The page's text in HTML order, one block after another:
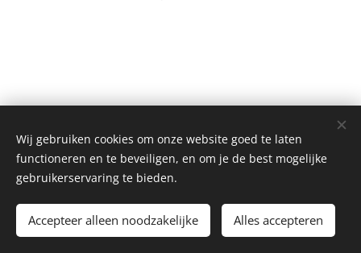
Mogelijk gemaakt doorWebnode Cookies
Wij gebruiken cookies om onze website goed te laten
functioneren en te beveiligen, en om je de best mogelijke
gebruikerservaring te bieden.
Accepteer alleen noodzakelijke Alles accepteren